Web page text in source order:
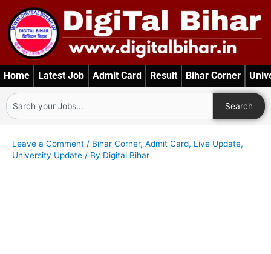
content
Home Latest Job Admit Card Result Bihar Corner
Search
Search
Leave a Comment / Bihar Corner, Admit Card, Live Update,
University Update / By Digital Bihar